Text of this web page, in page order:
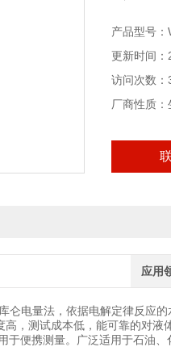
度、高再
油、化工、
产品型号：
更新时间
访问次数：
厂商性质：
应用
电量法，依据电解定律反应
，测试成本低，能可靠的对
便携测量。广泛适用于石油